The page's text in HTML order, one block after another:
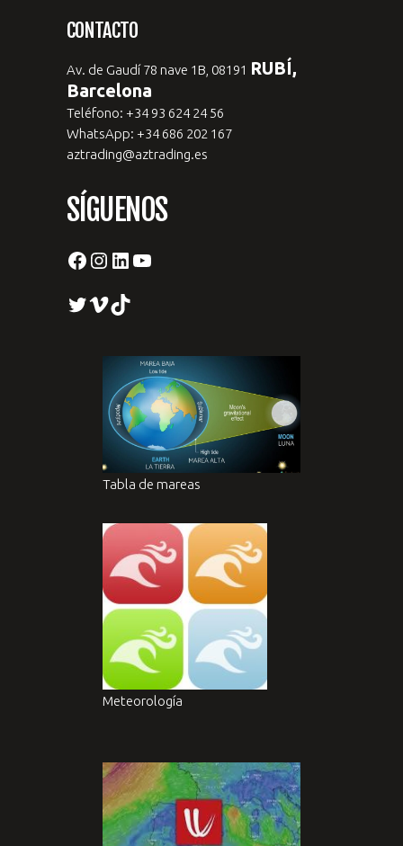
CONTACTO
Av. de Gaudí 78 nave 1B, 08191 RUBÍ,
Barcelona
Teléfono: +34 93 624 24 56
WhatsApp: +34 686 202 167
aztrading@aztrading.es
SÍGUENOS
Facebook
Instagram
LinkedIn
YouTube
Twitter
VimeoTikTok
Tabla de mareas
Meteorología